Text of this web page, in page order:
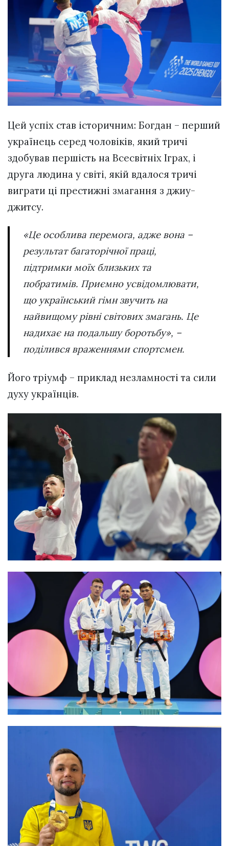
Цей успіх став історичним: Богдан – перший
українець серед чоловіків, який тричі
здобував першість на Всесвітніх Іграх, і
друга людина у світі, якій вдалося тричі
виграти ці престижні змагання з джиу-
джитсу.
«Це особлива перемога, адже вона –
результат багаторічної праці,
підтримки моїх близьких та
побратимів. Приємно усвідомлювати,
що український гімн звучить на
найвищому рівні світових змагань. Це
надихає на подальшу боротьбу», –
поділився враженнями спортсмен.
Його тріумф – приклад незламності та сили
духу українців.